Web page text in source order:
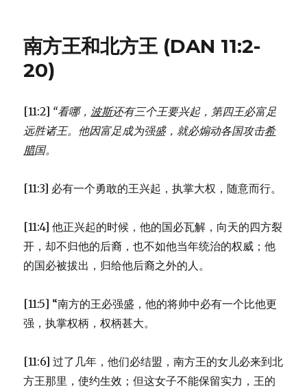
斯
异
象
(DAN
南方王和北方王 (DAN 11:2-
20)
[11:2] “看哪， 波斯还有三个王要兴起，第四王必富足
远胜诸王。他因富足成为强盛，就必煽动各国攻击希
腊国。
[11:3] 必有一个勇敢的王兴起，执掌大权，随意而行。
[11:4] 他正兴起的时候，他的国必瓦解，向天的四方裂
开，却不归他的后裔，也不如他当年统治的权威；他
的国必被拔出，归给他后裔之外的人。
[11:5] “南方的王必强盛，他的将帅中必有一个比他更
强，执掌权柄，权柄甚大。
[11:6] 过了几年，他们必结盟，南方王的女儿必来到北
方王那里，使约生效；但这女子不能保留实力，王的